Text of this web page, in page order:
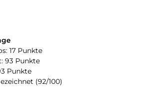
17 Punkte
93 Punkte
Punkte
(92/100)